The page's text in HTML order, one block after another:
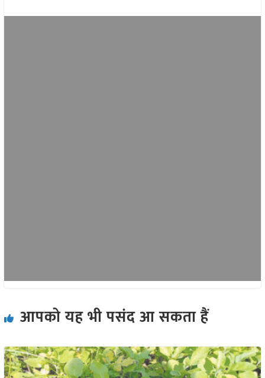
आपको यह भी पसंद आ सकता हैं